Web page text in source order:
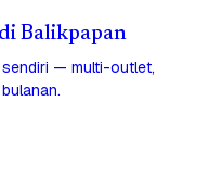
Balikpapan
sendiri — multi-outlet,